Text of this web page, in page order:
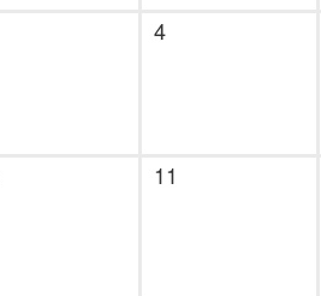
4
11